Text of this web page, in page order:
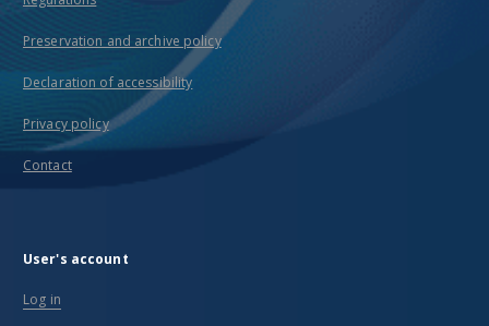
Preservation and archive policy
Declaration of accessibility
Privacy policy
Contact
User's account
Log in